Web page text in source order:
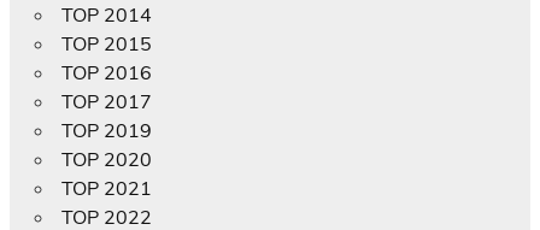
TOP 2014
TOP 2015
TOP 2016
TOP 2017
TOP 2019
TOP 2020
TOP 2021
TOP 2022